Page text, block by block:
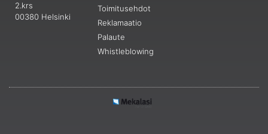
2.krs
00380 Helsinki
Toimitusehdot
Reklamaatio
Palaute
Whistleblowing